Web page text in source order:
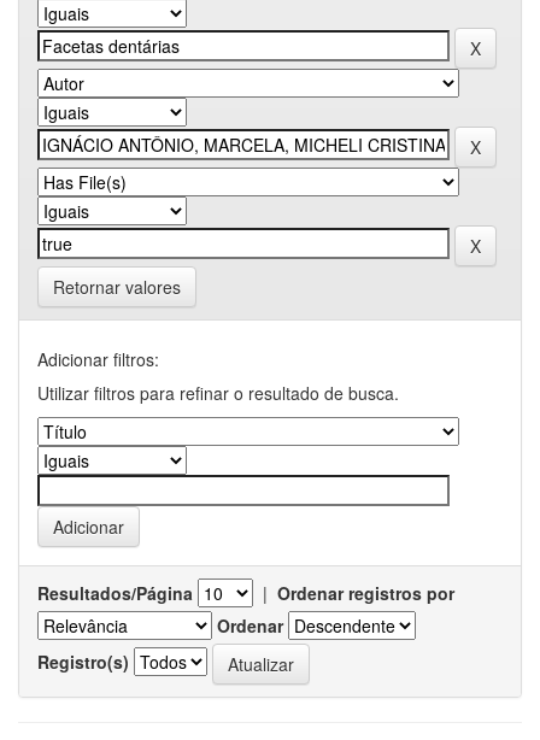
Retornar valores
Adicionar filtros:
Utilizar filtros para refinar o resultado de busca.
Resultados/Página | Ordenar registros por
Ordenar
Registro(s)